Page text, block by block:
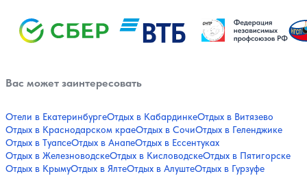
Вас может заинтересовать
Отели в ЕкатеринбургеОтдых в КабардинкеОтдых в Витязево
Отдых в Краснодарском краеОтдых в СочиОтдых в Геленджике
Отдых в ТуапсеОтдых в АнапеОтдых в Ессентуках
Отдых в ЖелезноводскеОтдых в КисловодскеОтдых в Пятигорске
Отдых в КрымуОтдых в ЯлтеОтдых в АлуштеОтдых в Гурзуфе